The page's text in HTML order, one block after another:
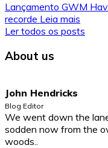
Lançamento GWM
recorde Leia mais
Ler todos os posts
About us
John Hendricks
Blog Editor
We went down the
sodden now from the
woods..